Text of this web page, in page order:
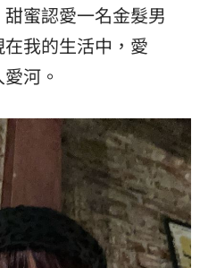
蜜認愛一名金髮男
我的生活中，愛
河。